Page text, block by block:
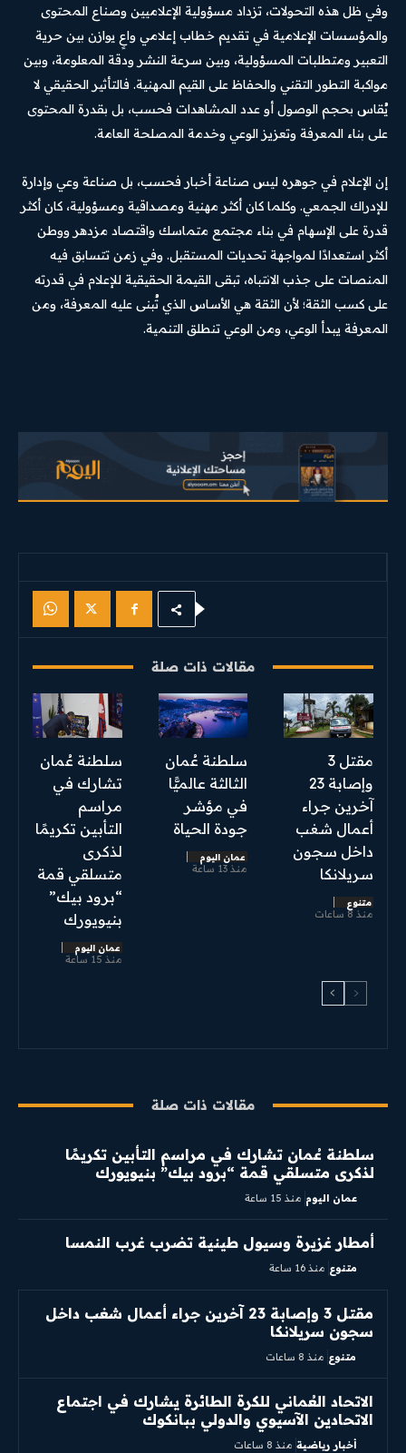
وفي ظل هذه التحولات، تزداد مسؤولية الإعلاميين وصناع المحتوى
والمؤسسات الإعلامية في تقديم خطاب إعلامي واعٍ يوازن بين حرية
التعبير ومتطلبات المسؤولية، وبين سرعة النشر ودقة المعلومة، وبين
مواكبة التطور التقني والحفاظ على القيم المهنية. فالتأثير الحقيقي لا
يُقاس بحجم الوصول أو عدد المشاهدات فحسب، بل بقدرة المحتوى
على بناء المعرفة وتعزيز الوعي وخدمة المصلحة العامة.
إن الإعلام في جوهره ليس صناعة أخبار فحسب، بل صناعة وعي وإدارة
للإدراك الجمعي. وكلما كان أكثر مهنية ومصداقية ومسؤولية، كان أكثر
قدرة على الإسهام في بناء مجتمع متماسك واقتصاد مزدهر ووطن
أكثر استعدادًا لمواجهة تحديات المستقبل. وفي زمن تتسابق فيه
المنصات على جذب الانتباه، تبقى القيمة الحقيقية للإعلام في قدرته
على كسب الثقة؛ لأن الثقة هي الأساس الذي تُبنى عليه المعرفة، ومن
المعرفة يبدأ الوعي، ومن الوعي تنطلق التنمية.
مقالات ذات صلة
مقتل 3
وإصابة 23
آخرين جراء
أعمال شغب
داخل سجون
سريلانكا
متنوع
منذ 8 ساعات
سلطنة عُمان
الثالثة عالميًّا
في مؤشر
جودة الحياة
عمان اليوم
منذ 13 ساعة
سلطنة عُمان
تشارك في
مراسم
التأبين تكريمًا
لذكرى
متسلقي قمة
“برود بيك”
بنيويورك
عمان اليوم
منذ 15 ساعة
مقالات ذات صلة
سلطنة عُمان تشارك في مراسم التأبين تكريمًا
لذكرى متسلقي قمة “برود بيك” بنيويورك
عمان اليوم منذ 15 ساعة
أمطار غزيرة وسيول طينية تضرب غرب النمسا
متنوع منذ 16 ساعة
مقتل 3 وإصابة 23 آخرين جراء أعمال شغب داخل
سجون سريلانكا
متنوع منذ 8 ساعات
الاتحاد العُماني للكرة الطائرة يشارك في اجتماع
الاتحادين الآسيوي والدولي ببانكوك
أخبار رياضية منذ 8 ساعات